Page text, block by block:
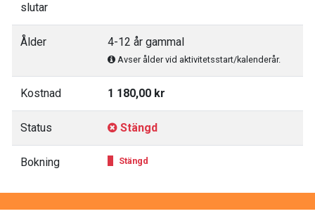
slutar
Ålder 4-12 år gammal
Avser ålder vid aktivitetsstart/kalenderår.
Kostnad 1 180,00 kr
Status Stängd
Bokning Stängd